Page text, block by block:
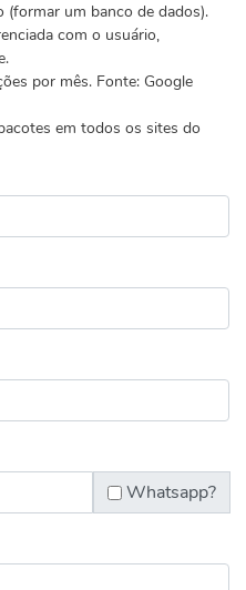
(formar um banco de dados).
com o usuário,
por mês. Fonte: Google
em todos os sites do
Whatsapp?